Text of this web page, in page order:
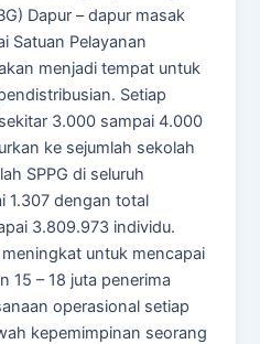
Dapur – dapur masak
Satuan Pelayanan
menjadi tempat untuk
Setiap
3.000 sampai 4.000
ke sejumlah sekolah
SPPG di seluruh
1.307 dengan total
3.809.973 individu.
untuk mencapai
15 – 18 juta penerima
operasional setiap
kepemimpinan seorang